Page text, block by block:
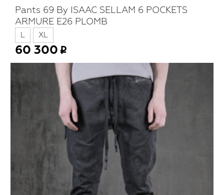
Pants 69 By ISAAC SELLAM 6 POCKETS
ARMURE E26 PLOMB
L XL
60 300